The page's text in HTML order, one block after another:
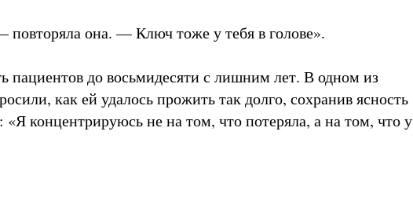
повторяла она. — Ключ тоже у тебя в голове».
пациентов до восьмидесяти с лишним лет. В одном из
как ей удалось прожить так долго, сохранив ясность
концентрируюсь не на том, что потеряла, а на том, что у